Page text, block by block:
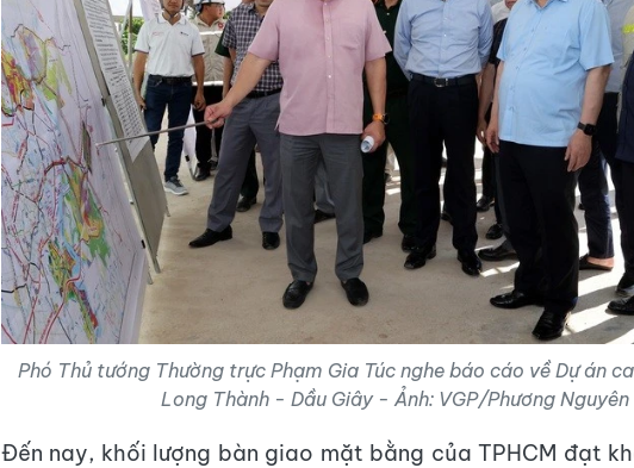
Phó Thủ tướng Thường trực Phạm Gia Túc nghe báo cáo về Dự án
Long Thành - Dầu Giây - Ảnh: VGP/Phương Nguyên
Đến nay, khối lượng bàn giao mặt bằng của TPHCM đạt